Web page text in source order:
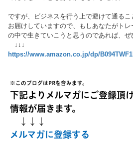
ですが、ビジネスを行う上で避けて通る
お届けしていますので、もしあなたがト
の中で生きていこうと思うのであれば、ぜ
↓↓↓
https://www.amazon.co.jp/dp/
※このブログはPRを含みます。
下記よりメルマガにご登録頂
情報が届きます。
↓↓↓
メルマガに登録する